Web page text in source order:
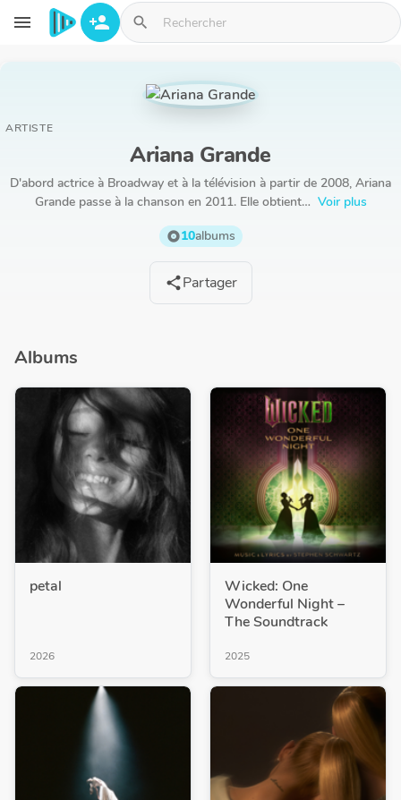
Aller au contenu principal
menu person_add search
ARTISTE
Ariana Grande
D'abord actrice à Broadway et à la télévision à partir de 2008, Ariana
Grande passe à la chanson en 2011. Elle obtient… Voir plus
album10albums
sharePartager
Albums
petal
2026
Wicked: One
Wonderful Night –
The Soundtrack
2025